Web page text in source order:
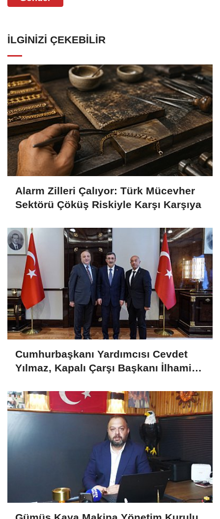
İLGINIZI ÇEKEBILIR
Alarm Zilleri Çalıyor: Türk Mücevher
Sektörü Çöküş Riskiyle Karşı Karşıya
Cumhurbaşkanı Yardımcısı Cevdet
Yılmaz, Kapalı Çarşı Başkanı İlhami